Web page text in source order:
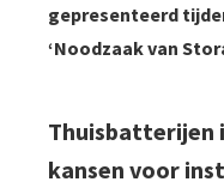
gepresenteerd
‘Noodzaak van
Thuisbatterijen
kansen voor